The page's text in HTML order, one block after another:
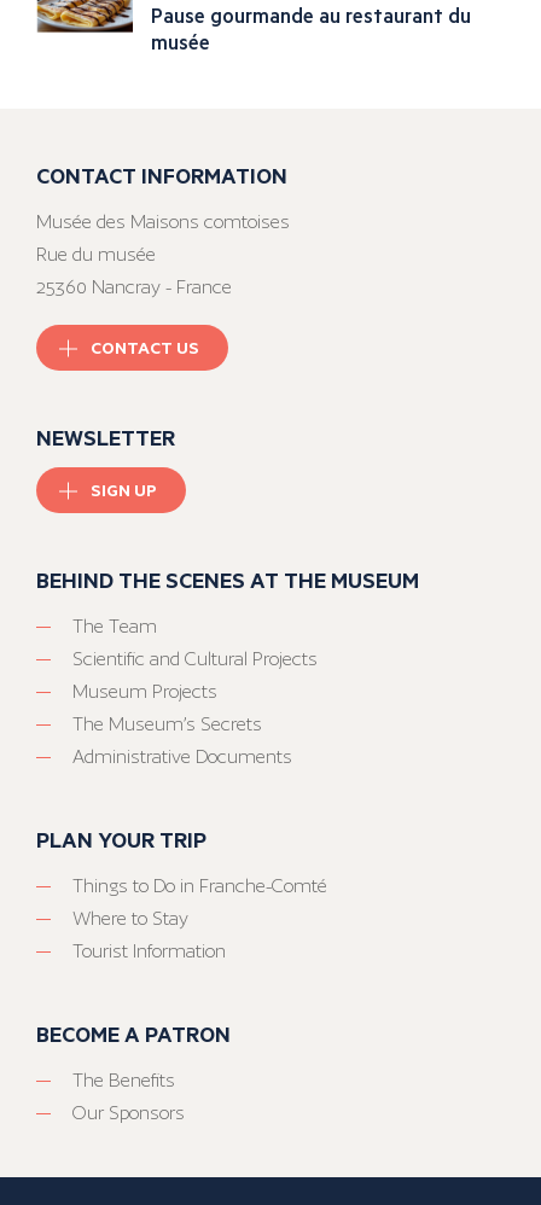
Pause gourmande au restaurant du
musée
CONTACT INFORMATION
Musée des Maisons comtoises
Rue du musée
25360 Nancray - France
CONTACT US
NEWSLETTER
SIGN UP
BEHIND THE SCENES AT THE MUSEUM
The Team
Scientific and Cultural Projects
Museum Projects
The Museum’s Secrets
Administrative Documents
PLAN YOUR TRIP
Things to Do in Franche-Comté
Where to Stay
Tourist Information
BECOME A PATRON
The Benefits
Our Sponsors